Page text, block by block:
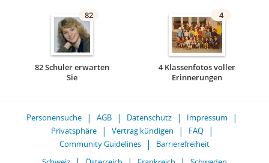
82
82 Schüler erwarten
Sie
4
4 Klassenfotos voller
Erinnerungen
Personensuche AGB Datenschutz
Impressum
Privatsphäre
Vertrag kündigen
FAQ
Community Guidelines
Barrierefreiheit